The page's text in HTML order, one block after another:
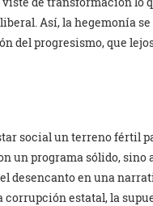
Así, la hegemonía
del progresismo, que
social un terreno fértil
un programa sólido, sino
desencanto en una
estatal, la